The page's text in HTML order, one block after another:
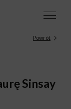
Powrót
Sinsay